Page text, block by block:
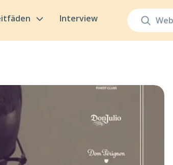
Interview